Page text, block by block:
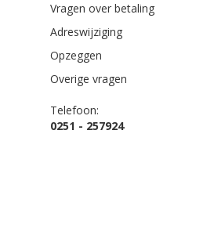
Vragen over betaling
Adreswijziging
Opzeggen
Overige vragen
Telefoon:
0251 - 257924